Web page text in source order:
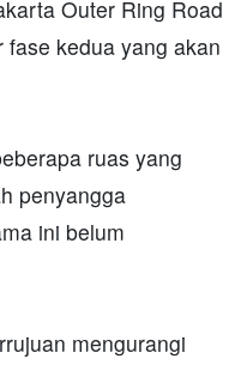
Outer Ring Road
kedua yang akan
ruas yang
penyangga
ini belum
mengurangi